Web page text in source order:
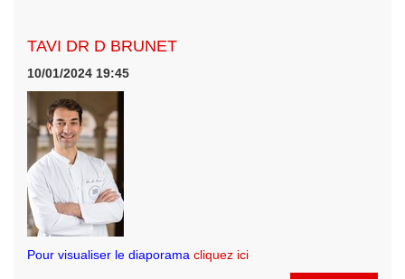
TAVI DR D BRUNET
10/01/2024 19:45
Pour visualiser le diaporama cliquez ici